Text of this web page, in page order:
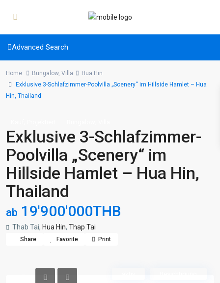
Advanced Search
Home Bungalow, Villa
Hua Hin
Exklusive 3-Schlafzimmer-Poolvilla „Scenery“ im Hillside Hamlet – Hua
Hin, Thailand
Exklusive 3-Schlafzimmer-
Poolvilla „Scenery“ im
Hillside Hamlet – Hua Hin,
Thailand
ab 19'900'000THB
Thab Tai, Hua Hin, Thap Tai
Share Favorite Print